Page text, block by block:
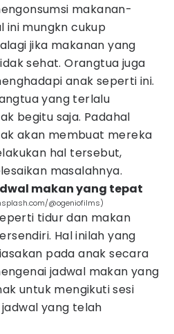
makanan-
ini mungkn cukup
jika makanan yang
sehat. Orangtua juga
anak seperti ini.
yang terlalu
begitu saja. Padahal
akan membuat mereka
hal tersebut,
masalahnya.
makan yang tepat
@ogeniofilms)
tidur dan makan
Hal inilah yang
pada anak secara
jadwal makan yang
untuk mengikuti sesi
yang telah